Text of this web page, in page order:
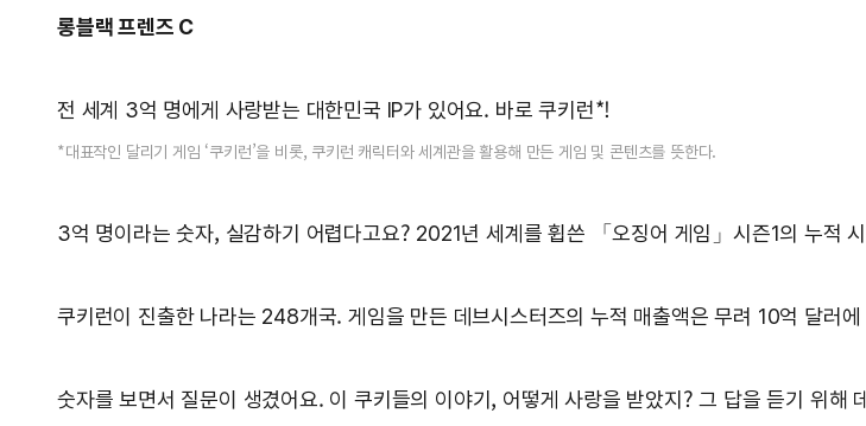
롱블랙 프렌즈 C
전 세계 3억 명에게 사랑받는 대한민국 IP가 있어요. 바로 쿠키런*!
*대표작인 달리기 게임 ‘쿠키런’을 비롯, 쿠키런 캐릭터와 세계관을 활용해 만든 게임 및 콘텐츠를 뜻한다.
3억 명이라는 숫자, 실감하기 어렵다고요? 2021년 세계를 휩쓴 「오징어 게임」시즌1의 누적
쿠키런이 진출한 나라는 248개국. 게임을 만든 데브시스터즈의 누적 매출액은 무려 10억 달러
숫자를 보면서 질문이 생겼어요. 이 쿠키들의 이야기, 어떻게 사랑을 받았지? 그 답을 듣기 위해